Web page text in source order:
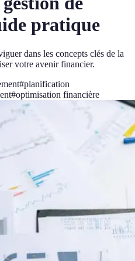
pratique
dans les concepts clés de la
votre avenir financier.
#planification
#optimisation financière